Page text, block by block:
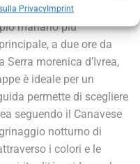
PrivacyImprint
incontrare la
mariano più
a due ore da
morenica d’Ivrea,
è ideale per un
permette di scegliere
seguendo il Canavese
notturno di
i colori e le